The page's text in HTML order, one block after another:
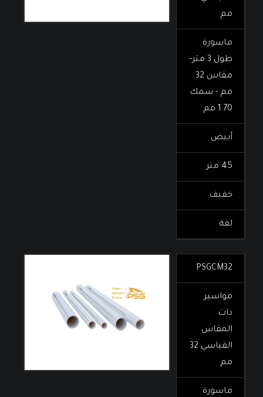
مم
ماسورة
طول 3 متر-
مقاس 32
مم - سمك
1.70 مم
أبيض
45 متر
خفيف
لفة
PSGCM32
مواسير
ذات
المقاس
القياسي 32
مم
ماسورة